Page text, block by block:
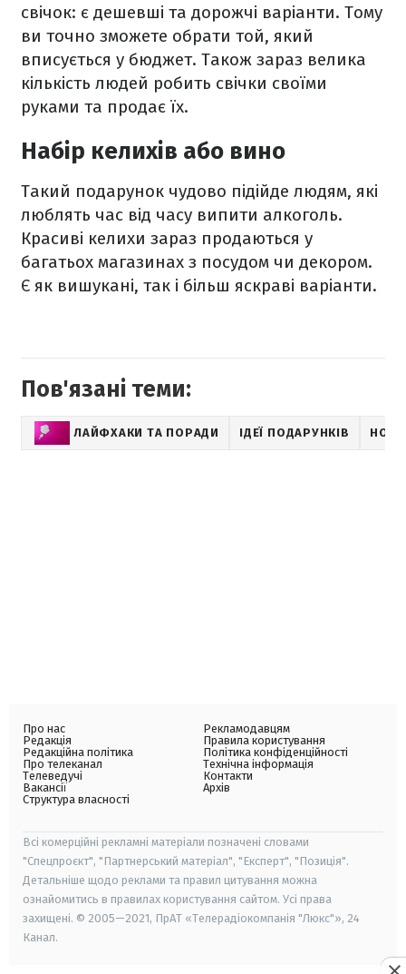
свічок: є дешевші та дорожчі варіанти. Тому
ви точно зможете обрати той, який
вписується у бюджет. Також зараз велика
кількість людей робить свічки своїми
руками та продає їх.
Набір келихів або вино
Такий подарунок чудово підійде людям, які
люблять час від часу випити алкоголь.
Красиві келихи зараз продаються у
багатьох магазинах з посудом чи декором.
Є як вишукані, так і більш яскраві варіанти.
Пов'язані теми:
ЛАЙФХАКИ ТА ПОРАДИ ІДЕЇ ПОДАРУНКІВ
Про нас
Редакція
Редакційна політика
Про телеканал
Телеведучі
Вакансії
Структура власності
Рекламодавцям
Правила користування
Політика конфіденційності
Технічна інформація
Контакти
Архів
Всі комерційні рекламні матеріали позначені словами
"Спецпроєкт", "Партнерський матеріал", "Експерт", "Позиція".
Детальніше щодо реклами та правил цитування можна
ознайомитись в правилах користування сайтом. Усі права
захищені. © 2005—2021, ПрАТ «Телерадіокомпанія "Люкс"», 24
Канал.